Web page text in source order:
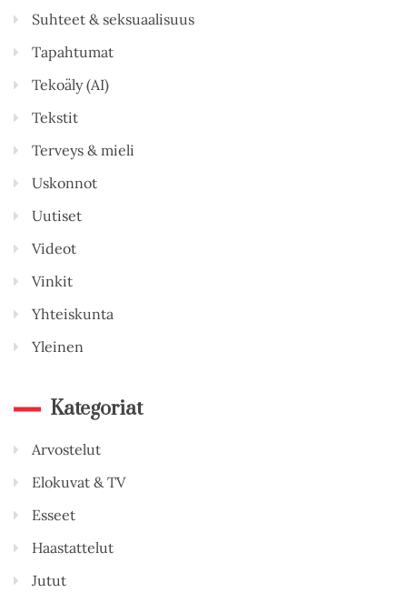
Suhteet & seksuaalisuus
Tapahtumat
Tekoäly (AI)
Tekstit
Terveys & mieli
Uskonnot
Uutiset
Videot
Vinkit
Yhteiskunta
Yleinen
Kategoriat
Arvostelut
Elokuvat & TV
Esseet
Haastattelut
Jutut